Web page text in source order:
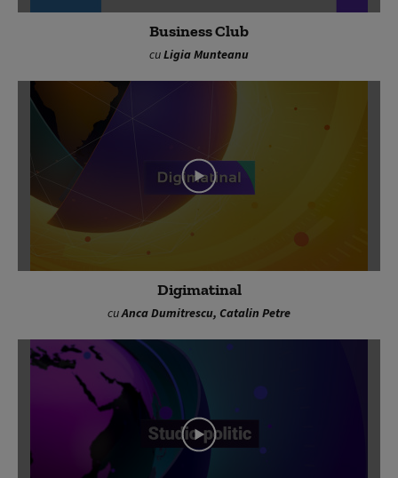
Business Club
cuLigia Munteanu
Digimatinal
cuAnca Dumitrescu, Catalin Petre